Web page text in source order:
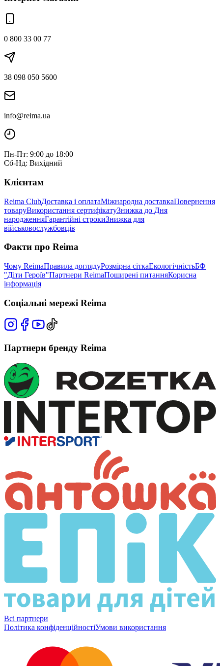
0 800 33 00 77
38 098 050 5600
info@reima.ua
Пн-Пт: 9:00 до 18:00
Сб-Нд: Вихідний
Клієнтам
Reima ClubДоставка і оплатаМіжнародна доставкаПовернення
товаруВикористання сертифікатуЗнижка до Дня
народженняГарантійні строкиЗнижка для
військовослужбовців
Факти про Reima
Чому ReimaПравила доглядуРозмірна сіткаЕкологічністьБФ
"Діти Героїв"Партнери ReimaПоширені питанняКорисна
інформація
Соціальні мережі Reima
Партнери бренду Reima
Всі партнери
Політика конфіденційностіУмови використання